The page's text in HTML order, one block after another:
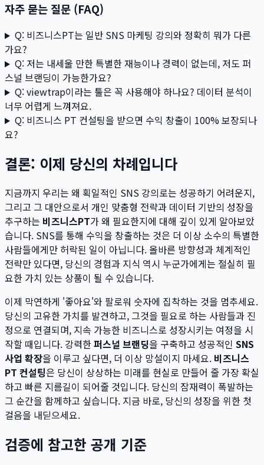
자주 묻는 질문 (FAQ)
Q: 비즈니스PT는 일반 SNS 마케팅 강의와 정확히 뭐가 다른
가요?
Q: 저는 내세울 만한 특별한 재능이나 경력이 없는데, 저도 퍼
스널 브랜딩이 가능한가요?
Q: viewtrap이라는 툴은 꼭 사용해야 하나요? 데이터 분석이
너무 어렵게 느껴져요.
Q: 비즈니스 PT 컨설팅을 받으면 수익 창출이 100% 보장되나
요?
결론: 이제 당신의 차례입니다
지금까지 우리는 왜 획일적인 SNS 강의로는 성공하기 어려운지,
그리고 그 대안으로서 개인 맞춤형 전략과 데이터 기반의 성장을
추구하는 비즈니스PT가 왜 필요한지에 대해 깊이 있게 알아보았
습니다. SNS를 통해 수익을 창출하는 것은 더 이상 소수의 특별한
사람들에게만 허락된 일이 아닙니다. 올바른 방향성과 체계적인
전략만 있다면, 당신의 경험과 지식 역시 누군가에게는 절실히 필
요한 가치 있는 상품이 될 수 있습니다.
이제 막연하게 '좋아요'와 팔로워 숫자에 집착하는 것을 멈추세요.
당신의 고유한 가치를 발견하고, 그것을 필요로 하는 사람들과 진
정으로 연결되며, 지속 가능한 비즈니스로 성장시키는 여정을 시
작할 때입니다. 강력한퍼스널 브랜딩을 구축하고 성공적인 SNS
사업 확장을 이루고 싶다면, 더 이상 망설이지 마세요. 비즈니스
PT 컨설팅은 당신이 상상하는 미래를 현실로 만들어 줄 가장 확실
하고 빠른 지름길이 되어줄 것입니다. 당신의 잠재력이 폭발하는
그 순간을 함께하고 싶습니다. 지금 바로, 당신의 성장을 위한 첫
걸음을 내딛으세요.
검증에 참고한 공개 기준